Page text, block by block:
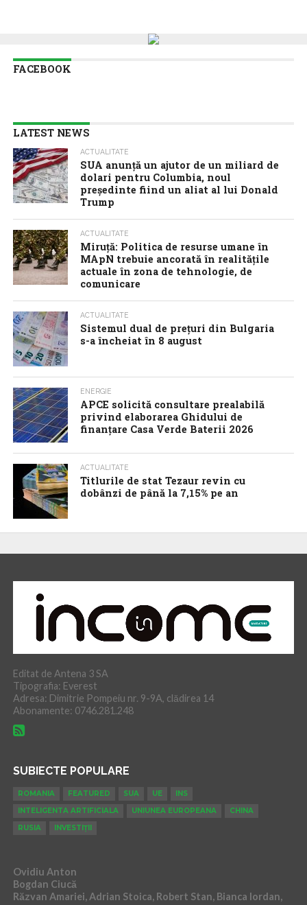
FACEBOOK
LATEST NEWS
ACTUALITATE
SUA anunţă un ajutor de un miliard de
dolari pentru Columbia, noul
preşedinte fiind un aliat al lui Donald
Trump
ACTUALITATE
Miruță: Politica de resurse umane în
MApN trebuie ancorată în realitățile
actuale în zona de tehnologie, de
comunicare
ACTUALITATE
Sistemul dual de prețuri din Bulgaria
s-a încheiat în 8 august
ENERGIE
APCE solicită consultare prealabilă
privind elaborarea Ghidului de
finanțare Casa Verde Baterii 2026
ACTUALITATE
Titlurile de stat Tezaur revin cu
dobânzi de până la 7,15% pe an
Editat de Antena 3 SA
Tipografia: Everest
Adresa: Dimitrie Pompeiu nr. 9-9A, clădirea 14
Abonamente: 0746.281.248
SUBIECTE POPULARE
ROMANIA FEATURED SUA UE
INS
INTELIGENTA ARTIFICIALA
UNIUNEA EUROPEANA
CHINA
RUSIA
INVESTIȚII
Ovidiu Anton
Bogdan Ciucă
Răzvan Amariei, Adrian Stoica, Robert Stan, Bianca Iordan,